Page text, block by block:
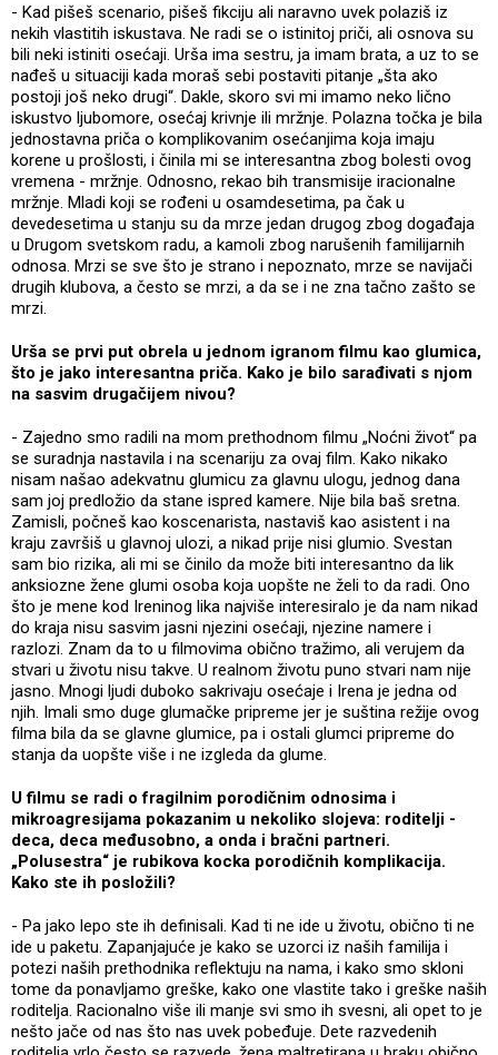
- Kad pišeš scenario, pišeš fikciju ali naravno uvek polaziš iz
nekih vlastitih iskustava. Ne radi se o istinitoj priči, ali osnova su
bili neki istiniti osećaji. Urša ima sestru, ja imam brata, a uz to se
nađeš u situaciji kada moraš sebi postaviti pitanje „šta ako
postoji još neko drugi“. Dakle, skoro svi mi imamo neko lično
iskustvo ljubomore, osećaj krivnje ili mržnje. Polazna točka je bila
jednostavna priča o komplikovanim osećanjima koja imaju
korene u prošlosti, i činila mi se interesantna zbog bolesti ovog
vremena - mržnje. Odnosno, rekao bih transmisije iracionalne
mržnje. Mladi koji se rođeni u osamdesetima, pa čak u
devedesetima u stanju su da mrze jedan drugog zbog događaja
u Drugom svetskom radu, a kamoli zbog narušenih familijarnih
odnosa. Mrzi se sve što je strano i nepoznato, mrze se navijači
drugih klubova, a često se mrzi, a da se i ne zna tačno zašto se
mrzi.
Urša se prvi put obrela u jednom igranom filmu kao glumica,
što je jako interesantna priča. Kako je bilo sarađivati s njom
na sasvim drugačijem nivou?
- Zajedno smo radili na mom prethodnom filmu „Noćni život“ pa
se suradnja nastavila i na scenariju za ovaj film. Kako nikako
nisam našao adekvatnu glumicu za glavnu ulogu, jednog dana
sam joj predložio da stane ispred kamere. Nije bila baš sretna.
Zamisli, počneš kao koscenarista, nastaviš kao asistent i na
kraju završiš u glavnoj ulozi, a nikad prije nisi glumio. Svestan
sam bio rizika, ali mi se činilo da može biti interesantno da lik
anksiozne žene glumi osoba koja uopšte ne želi to da radi. Ono
što je mene kod Ireninog lika najviše interesiralo je da nam nikad
do kraja nisu sasvim jasni njezini osećaji, njezine namere i
razlozi. Znam da to u filmovima obično tražimo, ali verujem da
stvari u životu nisu takve. U realnom životu puno stvari nam nije
jasno. Mnogi ljudi duboko sakrivaju osećaje i Irena je jedna od
njih. Imali smo duge glumačke pripreme jer je suština režije ovog
filma bila da se glavne glumice, pa i ostali glumci pripreme do
stanja da uopšte više i ne izgleda da glume.
U filmu se radi o fragilnim porodičnim odnosima i
mikroagresijama pokazanim u nekoliko slojeva: roditelji -
deca, deca međusobno, a onda i bračni partneri.
„Polusestra“ je rubikova kocka porodičnih komplikacija.
Kako ste ih posložili?
- Pa jako lepo ste ih definisali. Kad ti ne ide u životu, obično ti ne
ide u paketu. Zapanjajuće je kako se uzorci iz naših familija i
potezi naših prethodnika reflektuju na nama, i kako smo skloni
tome da ponavljamo greške, kako one vlastite tako i greške naših
roditelja. Racionalno više ili manje svi smo ih svesni, ali opet to je
nešto jače od nas što nas uvek pobeđuje. Dete razvedenih